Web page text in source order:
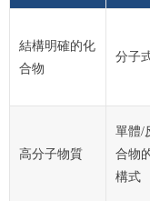
結構明確的化
合物
分子
高分子物質
單體/
合物
構式